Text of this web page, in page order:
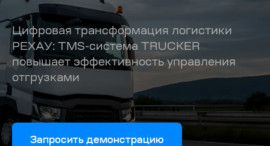
Цифровая трансформация логистики
РЕХАУ: TMS-система TRUCKER
повышает эффективность управления
отгрузками
Запросить демонстрацию